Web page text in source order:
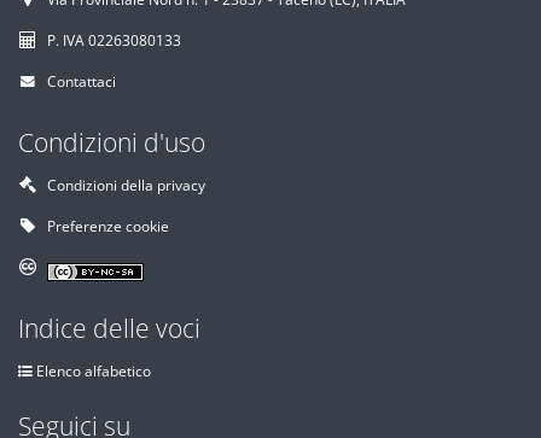
P. IVA 02263080133
Contattaci
Condizioni d'uso
Condizioni della privacy
Preferenze cookie
Indice delle voci
Elenco alfabetico
Seguici su